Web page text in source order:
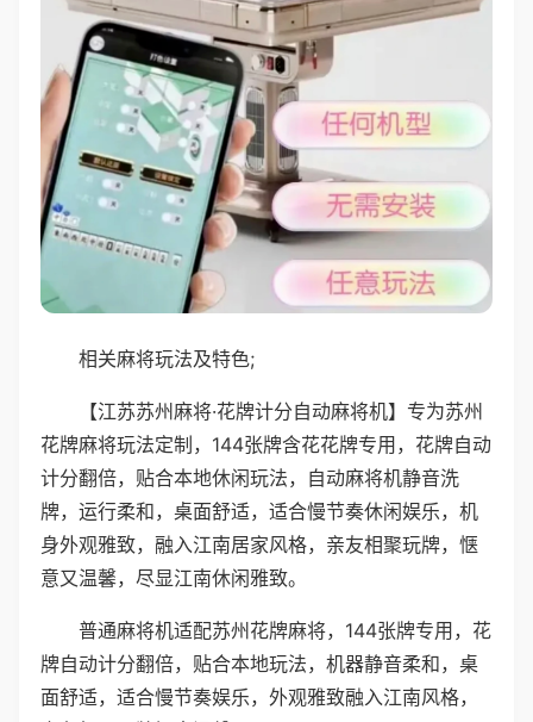
相关麻将玩法及特色;
【江苏苏州麻将·花牌计分自动麻将机】专为苏州
花牌麻将玩法定制，144张牌含花花牌专用，花牌自动
计分翻倍，贴合本地休闲玩法，自动麻将机静音洗
牌，运行柔和，桌面舒适，适合慢节奏休闲娱乐，机
身外观雅致，融入江南居家风格，亲友相聚玩牌，惬
意又温馨，尽显江南休闲雅致。
普通麻将机适配苏州花牌麻将，144张牌专用，花
牌自动计分翻倍，贴合本地玩法，机器静音柔和，桌
面舒适，适合慢节奏娱乐，外观雅致融入江南风格，